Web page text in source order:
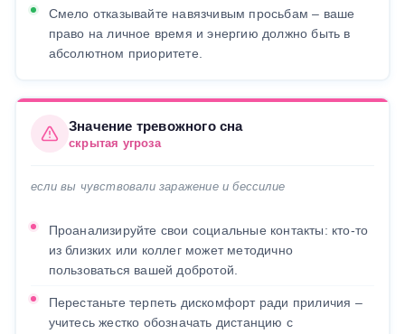
Смело отказывайте навязчивым просьбам – ваше
право на личное время и энергию должно быть в
абсолютном приоритете.
Значение тревожного сна
скрытая угроза
если вы чувствовали заражение и бессилие
Проанализируйте свои социальные контакты: кто-то
из близких или коллег может методично
пользоваться вашей добротой.
Перестаньте терпеть дискомфорт ради приличия –
учитесь жестко обозначать дистанцию с